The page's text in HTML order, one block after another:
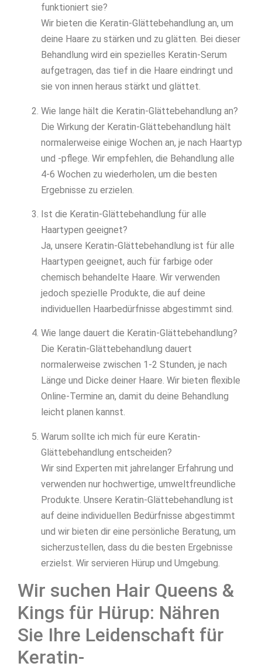
funktioniert sie?
Wir bieten die Keratin-Glättebehandlung an, um
deine Haare zu stärken und zu glätten. Bei dieser
Behandlung wird ein spezielles Keratin-Serum
aufgetragen, das tief in die Haare eindringt und
sie von innen heraus stärkt und glättet.
Wie lange hält die Keratin-Glättebehandlung an?
Die Wirkung der Keratin-Glättebehandlung hält
normalerweise einige Wochen an, je nach Haartyp
und -pflege. Wir empfehlen, die Behandlung alle
4-6 Wochen zu wiederholen, um die besten
Ergebnisse zu erzielen.
Ist die Keratin-Glättebehandlung für alle
Haartypen geeignet?
Ja, unsere Keratin-Glättebehandlung ist für alle
Haartypen geeignet, auch für farbige oder
chemisch behandelte Haare. Wir verwenden
jedoch spezielle Produkte, die auf deine
individuellen Haarbedürfnisse abgestimmt sind.
Wie lange dauert die Keratin-Glättebehandlung?
Die Keratin-Glättebehandlung dauert
normalerweise zwischen 1-2 Stunden, je nach
Länge und Dicke deiner Haare. Wir bieten flexible
Online-Termine an, damit du deine Behandlung
leicht planen kannst.
Warum sollte ich mich für eure Keratin-
Glättebehandlung entscheiden?
Wir sind Experten mit jahrelanger Erfahrung und
verwenden nur hochwertige, umweltfreundliche
Produkte. Unsere Keratin-Glättebehandlung ist
auf deine individuellen Bedürfnisse abgestimmt
und wir bieten dir eine persönliche Beratung, um
sicherzustellen, dass du die besten Ergebnisse
erzielst. Wir servieren Hürup und Umgebung.
Wir suchen Hair Queens &
Kings für Hürup: Nähren
Sie Ihre Leidenschaft für
Keratin-